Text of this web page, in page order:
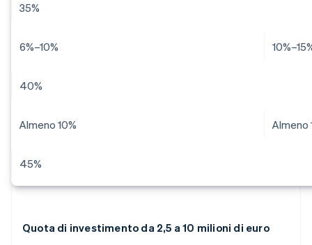
35%
6%–10%
40%
Almeno 10% Almeno
45%
Quota di investimento da 2,5 a 10 milioni di euro